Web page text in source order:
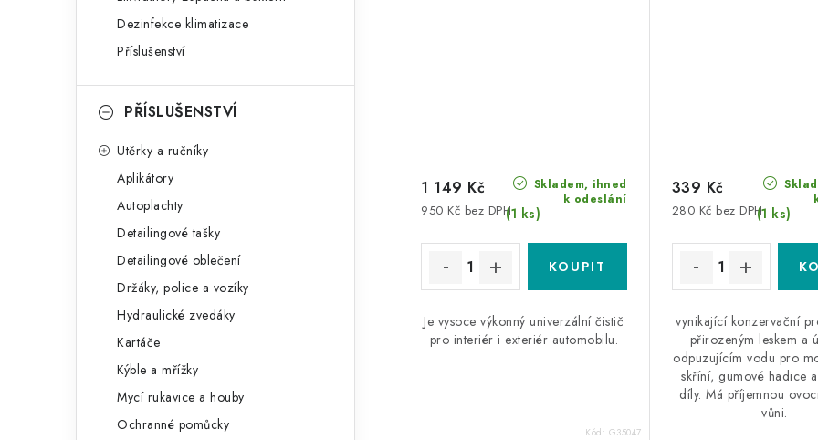
Dezinfekce klimatizace
Příslušenství
PŘÍSLUŠENSTVÍ
Utěrky a ručníky
Aplikátory
Autoplachty
Detailingové tašky
Detailingové oblečení
Držáky, police a vozíky
Hydraulické zvedáky
Kartáče
Kýble a mřížky
Mycí rukavice a houby
Ochranné pomůcky
Skladem, ihned
k odeslání
(1 ks)
950 Kč bez DPH
1 149 Kč
Je vysoce výkonný univerzální čistič
pro interiér i exteriér automobilu.
Kód: G35047
(1 ks)
280 Kč bez DPH
339 Kč
vynikající konzervační
přirozeným leskem a
odpuzujícím vodu pro
skříní, gumové hadice
díly. Má příjemnou
vůni.